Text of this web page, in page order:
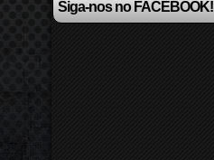
Siga-nos no FACEBOOK!